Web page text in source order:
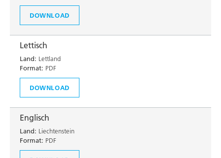
DOWNLOAD
Lettisch
Land: Lettland
Format: PDF
DOWNLOAD
Englisch
Land: Liechtenstein
Format: PDF